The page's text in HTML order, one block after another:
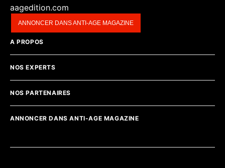
aagedition.com
ANNONCER DANS ANTI-AGE MAGAZINE
A PROPOS
NOS EXPERTS
NOS PARTENAIRES
ANNONCER DANS ANTI-AGE MAGAZINE